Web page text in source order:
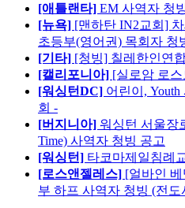
[애틀랜타] EM 사역자 청
[뉴욕] [맨하탄 IN2교회]
초등부(영어권) 목회자 청
[기타] [청빙] 칠레한인연
[캘리포니아] [실로암 로
[워싱턴DC] 어린이,
회 -
[버지니아] 워싱턴 서울장
Time) 사역자 청빙 공고
[워싱턴] 타코마제일침례
[로스앤젤레스] [얼바인
부 하프 사역자 청빙 (전